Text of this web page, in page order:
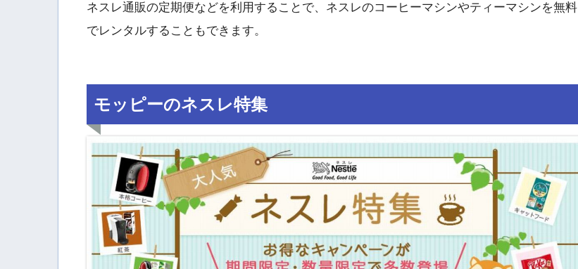
ネスレ通販の定期便などを利用することで、ネスレのコーヒーマシンやティーマシンを無料
でレンタルすることもできます。
モッピーのネスレ特集